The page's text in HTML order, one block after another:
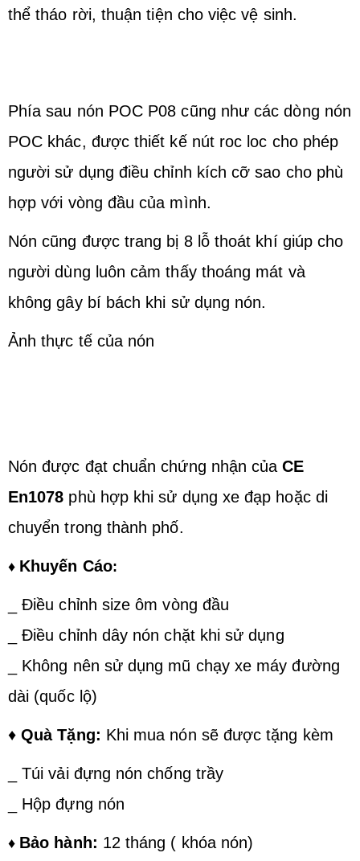
thể tháo rời, thuận tiện cho việc vệ sinh.
Phía sau nón POC P08 cũng như các dòng nón
POC khác, được thiết kế nút roc loc cho phép
người sử dụng điều chỉnh kích cỡ sao cho phù
hợp với vòng đầu của mình.
Nón cũng được trang bị 8 lỗ thoát khí giúp cho
người dùng luôn cảm thấy thoáng mát và
không gây bí bách khi sử dụng nón.
Ảnh thực tế của nón
Nón được đạt chuẩn chứng nhận củaCE
En1078 phù hợp khi sử dụng xe đạp hoặc di
chuyển trong thành phố.
♦ Khuyến Cáo:
_ Điều chỉnh size ôm vòng đầu
_ Điều chỉnh dây nón chặt khi sử dụng
_ Không nên sử dụng mũ chạy xe máy đường
dài (quốc lộ)
♦Quà Tặng: Khi mua nón sẽ được tặng kèm
_ Túi vải đựng nón chống trầy
_ Hộp đựng nón
♦ Bảo hành: 12 tháng ( khóa nón)